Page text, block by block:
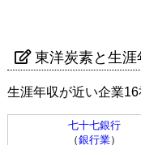
東洋炭素と生
生涯年収が近い企業16
七十七銀行
（銀行業）